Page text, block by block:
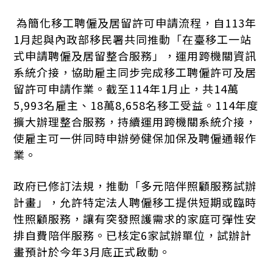
為簡化移工聘僱及居留許可申請流程，自113年
1月起與內政部移民署共同推動「在臺移工一站
式申請聘僱及居留整合服務」，運用跨機關資訊
系統介接，協助雇主同步完成移工聘僱許可及居
留許可申請作業。截至114年1月止，共14萬
5,993名雇主、18萬8,658名移工受益。114年度
擴大辦理整合服務，持續運用跨機關系統介接，
使雇主可一併同時申辦勞健保加保及聘僱通報作
業。
政府已修訂法規，推動「多元陪伴照顧服務試辦
計畫」，允許特定法人聘僱移工提供短期或臨時
性照顧服務，讓有突發照護需求的家庭可彈性安
排自費陪伴服務。已核定6家試辦單位，試辦計
畫預計於今年3月底正式啟動。